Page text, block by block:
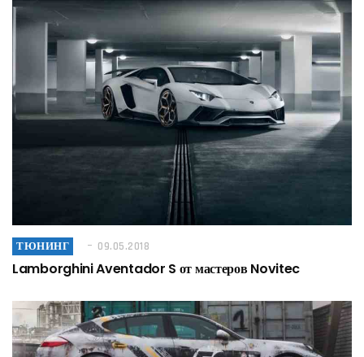
ТЮНИНГ 09.05.2018
Lamborghini Aventador S от мастеров Novitec